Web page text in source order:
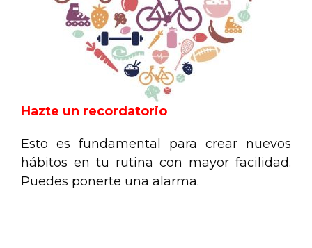
Hazte un recordatorio
Esto es fundamental para crear nuevos
hábitos en tu rutina con mayor facilidad.
Puedes ponerte una alarma.